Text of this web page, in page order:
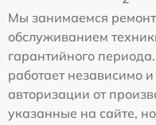
Мы занимаемся
обслуживанием
гарантийного
работает независимо
авторизации от
указанные на сайте,